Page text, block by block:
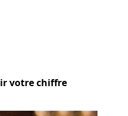
votre chiffre